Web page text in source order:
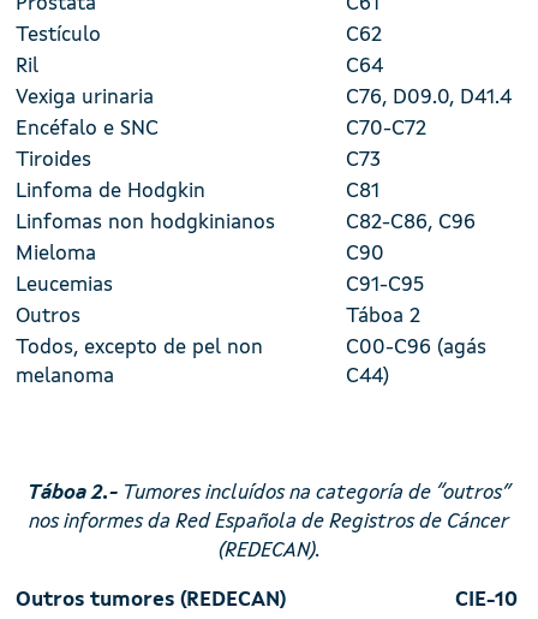
Testículo
C62
Ril
C64
Vexiga urinaria
C76, D09.0, D41.4
Encéfalo e SNC
C70-C72
Tiroides
C73
Linfoma de Hodgkin
C81
Linfomas non hodgkinianos
C82-C86, C96
Mieloma
C90
Leucemias
C91-C95
Outros
Táboa 2
Todos, excepto de pel non
melanoma
C00-C96 (agás
C44)
Táboa 2.- Tumores incluídos na categoría de “outros”
nos informes da Red Española de Registros de Cáncer
(REDECAN).
Outros tumores (REDECAN)
CIE-10